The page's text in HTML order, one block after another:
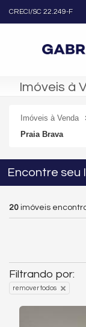
CRECI/SC 22.249-F
Imóveis à
Imóveis à Venda
Praia Brava
Encontre seu
20 imóveis
Filtrando por:
remover todos